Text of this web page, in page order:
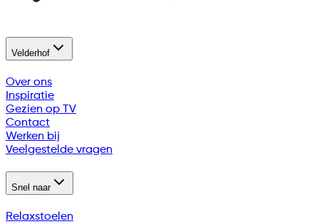
Velderhof
Over ons
Inspiratie
Gezien op TV
Contact
Werken bij
Veelgestelde vragen
Snel naar
Relaxstoelen